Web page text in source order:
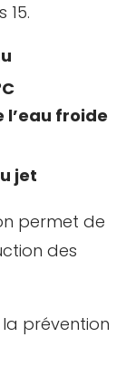
froide
jet
permet de
des
la prévention